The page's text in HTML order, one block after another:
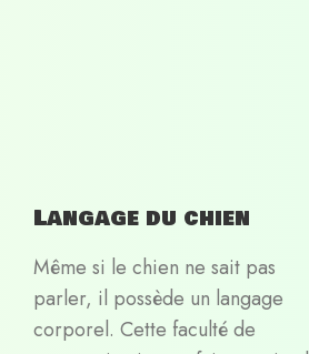
Langage du chien
Même si le chien ne sait pas
parler, il possède un langage
corporel. Cette faculté de